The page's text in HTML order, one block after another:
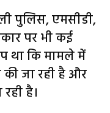
पुलिस, एमसीडी,
पर भी कई
था कि मामले में
जा रही है और
है।